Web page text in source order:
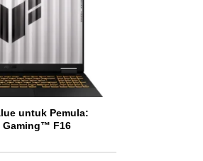
untuk Pemula:
Gaming™ F16